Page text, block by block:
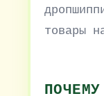
товары